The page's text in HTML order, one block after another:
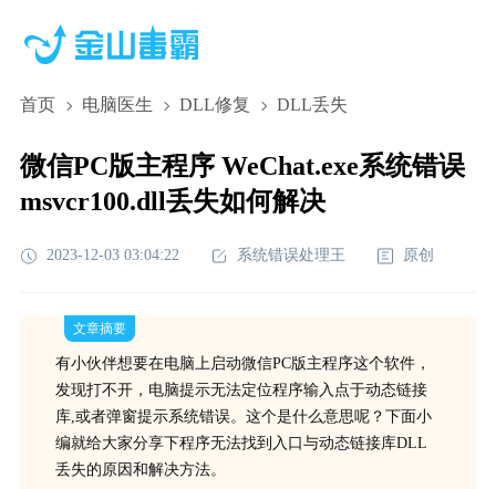
首页 电脑医生 DLL修复 DLL丢失
微信PC版主程序 WeChat.exe系统错误
msvcr100.dll丢失如何解决
2023-12-03 03:04:22 系统错误处理王 原创
文章摘要
有小伙伴想要在电脑上启动微信PC版主程序这个软件，
发现打不开，电脑提示无法定位程序输入点于动态链接
库,或者弹窗提示系统错误。这个是什么意思呢？下面小
编就给大家分享下程序无法找到入口与动态链接库DLL
丢失的原因和解决方法。